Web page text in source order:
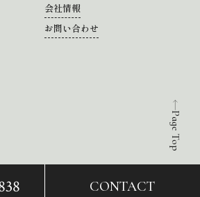
CONTACT
Page Top
会社情報
お問い合わせ